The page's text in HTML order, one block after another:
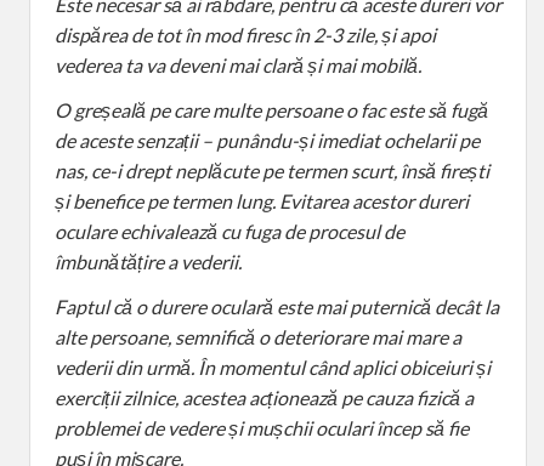
dispărea de tot în mod firesc în 2-3 zile, și apoi
vederea ta va deveni mai clară și mai mobilă.
O greșeală pe care multe persoane o fac este să fugă
de aceste senzații – punându-și imediat ochelarii pe
nas, ce-i drept neplăcute pe termen scurt, însă firești
și benefice pe termen lung. Evitarea acestor dureri
oculare echivalează cu fuga de procesul de
îmbunătățire a vederii.
Faptul că o durere oculară este mai puternică decât la
alte persoane, semnifică o deteriorare mai mare a
vederii din urmă. În momentul când aplici obiceiuri și
exerciții zilnice, acestea acționează pe cauza fizică a
problemei de vedere și mușchii oculari încep să fie
puși în mișcare.